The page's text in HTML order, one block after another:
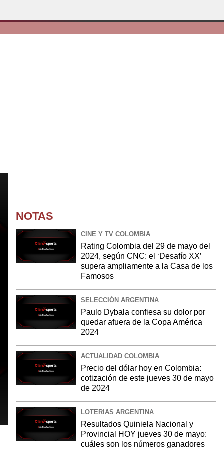
NOTAS
CINE Y TV COLOMBIA
Rating Colombia del 29 de mayo del
2024, según CNC: el ‘Desafío XX’
supera ampliamente a la Casa de los
Famosos
SELECCIÓN ARGENTINA
Paulo Dybala confiesa su dolor por
quedar afuera de la Copa América
2024
ACTUALIDAD COLOMBIA
Precio del dólar hoy en Colombia:
cotización de este jueves 30 de mayo
de 2024
LOTERIAS ARGENTINA
Resultados Quiniela Nacional y
Provincial HOY jueves 30 de mayo:
cuáles son los números ganadores